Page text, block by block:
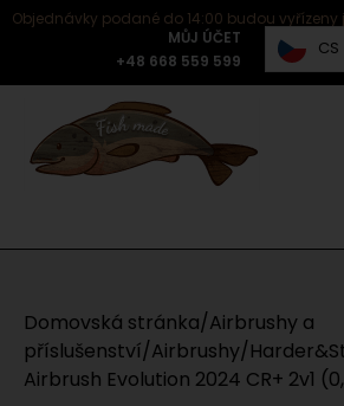
Objednávky podané do 14:00 budou vyřízeny
MŮJ ÚČET
+48 668 559 599
CS
Domovská stránka/Airbrushy a
příslušenství/Airbrushy/
Airbrush Evolution 2024 CR+ 2v1